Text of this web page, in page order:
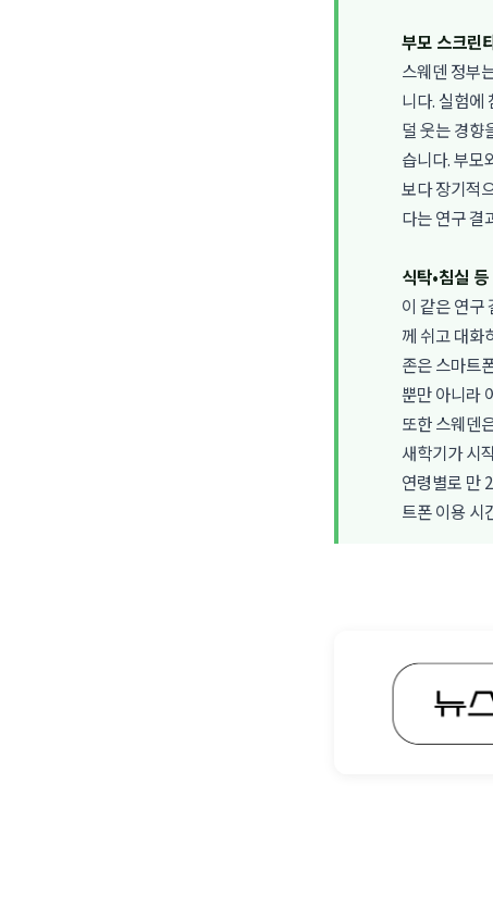
부모 스크린
스웨덴 정부
니다. 실험에
덜 웃는 경향
습니다. 부모
보다 장기적
다는 연구 결
식탁•침실
이 같은 연구
께 쉬고 대
존은 스마트
뿐만 아니라
또한 스웨덴
새학기가 시
연령별로 만
트폰 이용 시